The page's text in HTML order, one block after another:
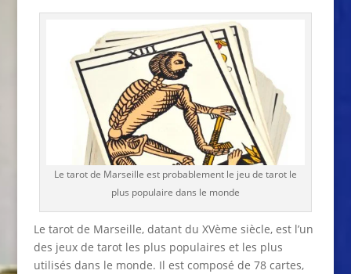
Le tarot de Marseille est probablement le jeu de tarot le
plus populaire dans le monde
Le tarot de Marseille, datant du XVème siècle, est l’un
des jeux de tarot les plus populaires et les plus
utilisés dans le monde. Il est composé de 78 cartes,